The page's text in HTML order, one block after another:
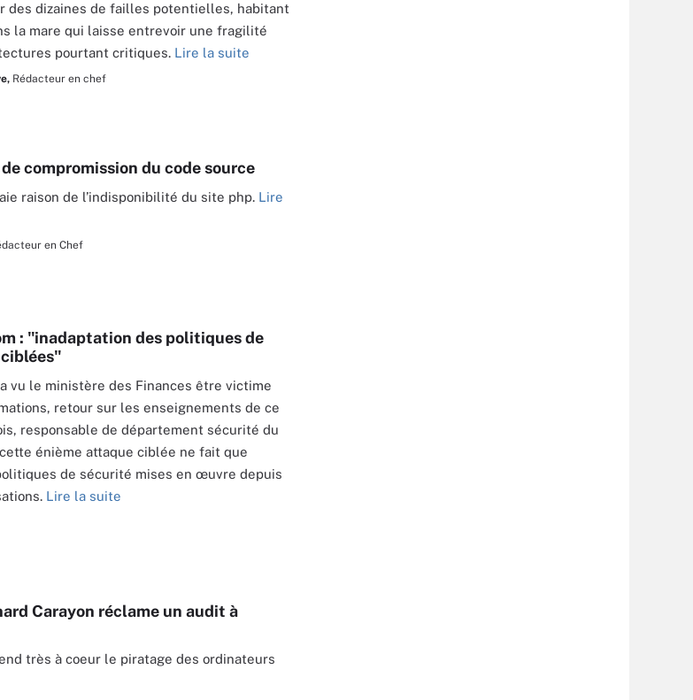
des dizaines de failles potentielles, habitant
la mare qui laisse entrevoir une fragilité
pourtant critiques. Lire la suite
Rédacteur en chef
compromission du code source
raison de l’indisponibilité du site php. Lire
en Chef
: "inadaptation des politiques de
vu le ministère des Finances être victime
retour sur les enseignements de ce
responsable de département sécurité du
énième attaque ciblée ne fait que
de sécurité mises en œuvre depuis
Lire la suite
Carayon réclame un audit à
très à coeur le piratage des ordinateurs